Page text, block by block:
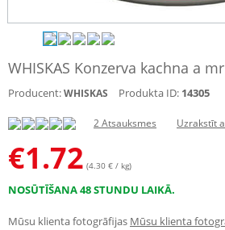
WHISKAS Konzerva kachna a
Producent:WHISKAS Produkta ID: 14305
2 Atsauksmes Uzrakstīt
€1.72 (4.30 € / kg)
NOSŪTĪŠANA 48 STUNDU LAIKĀ.
Mūsu klienta fotogrāfijas Mūsu klienta